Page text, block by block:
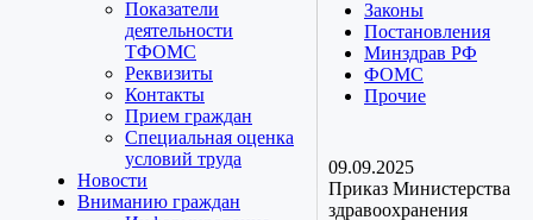
Показатели
деятельности
ТФОМС
Реквизиты
Контакты
Прием граждан
Специальная оценка
условий труда
Новости
Вниманию граждан
Законы
Постановления
Минздрав РФ
ФОМС
Прочие
09.09.2025
Приказ Министерства
здравоохранения